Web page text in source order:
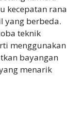
kecepatan rana
yang berbeda.
teknik
menggunakan
bayangan
menarik